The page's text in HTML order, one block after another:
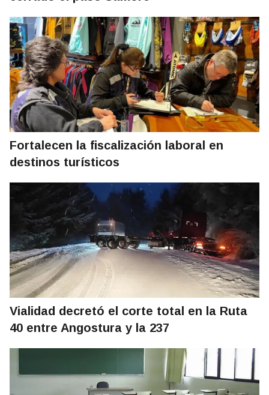
Fortalecen la fiscalización laboral en
destinos turísticos
Vialidad decretó el corte total en la Ruta
40 entre Angostura y la 237